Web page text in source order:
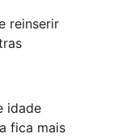
reinserir
idade
fica mais